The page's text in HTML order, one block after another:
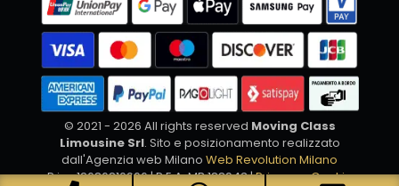
© 2021 - 2026 All rights reserved Moving Class
Limousine Srl. Sito e posizionamento realizzato
dall'Agenzia web Milano Web Revolution Milano
P.iva 12686810966 | R.E.A. MB 188943 |Privacy e Cookie